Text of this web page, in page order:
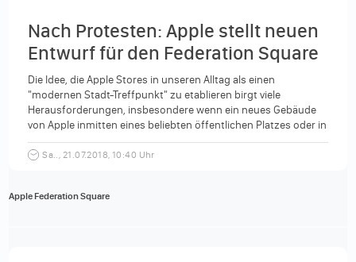
Nach Protesten: Apple stellt neuen
Entwurf für den Federation Square
in Melbourne vor
Die Idee, die Apple Stores in unseren Alltag als einen
"modernen Stadt-Treffpunkt" zu etablieren birgt viele
Herausforderungen, insbesondere wenn ein neues Gebäude
von Apple inmitten eines beliebten öffentlichen Platzes oder in
einem...
Sa.., 21.07.2018, 10:40 Uhr
Apple Federation Square